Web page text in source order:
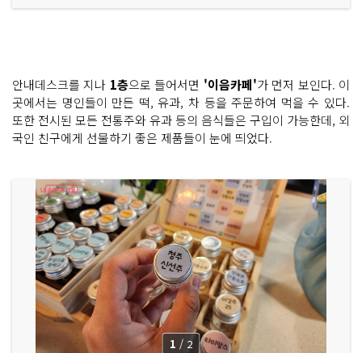
안내데스크를 지나 1층으로 들어서면 '이음카페'가 먼저 보인다. 이
곳에서는 명인들이 만든 떡, 유과, 차 등을 주문하여 먹을 수 있다.
또한 전시된 모든 전통주와 유과 등의 음식들은 구입이 가능한데, 외
국인 친구에게 선물하기 좋은 제품들이 눈에 띄었다.
1 / 2